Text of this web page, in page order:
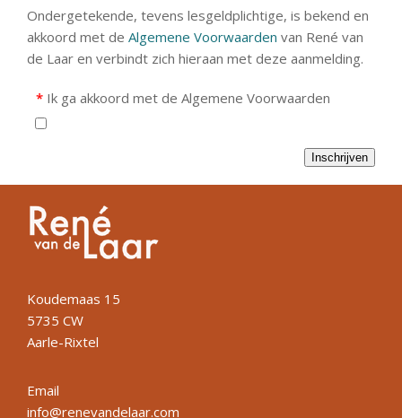
Ondergetekende, tevens lesgeldplichtige, is bekend en
akkoord met de Algemene Voorwaarden van René van
de Laar en verbindt zich hieraan met deze aanmelding.
* Ik ga akkoord met de Algemene Voorwaarden
Inschrijven
Koudemaas 15
5735 CW
Aarle-Rixtel
Email
info@renevandelaar.com